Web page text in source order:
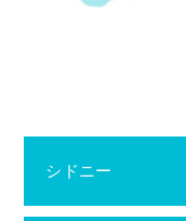
シドニー